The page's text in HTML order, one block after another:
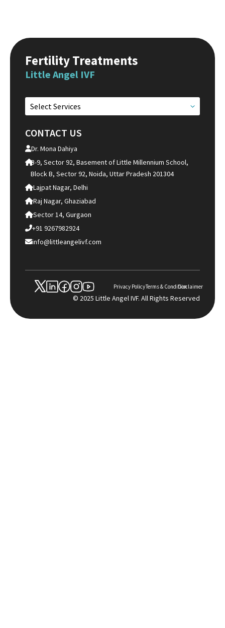
Fertility Treatments
Little Angel IVF
Select Services
CONTACT US
Dr. Mona Dahiya
B-9, Sector 92, Basement of Little Millennium School,
Block B, Sector 92, Noida, Uttar Pradesh 201304
Lajpat Nagar, Delhi
Raj Nagar, Ghaziabad
Sector 14, Gurgaon
+91 9267982924
info@littleangelivf.com
Privacy PolicyTerms & ConditionDisclaimer
© 2025 Little Angel IVF. All Rights Reserved